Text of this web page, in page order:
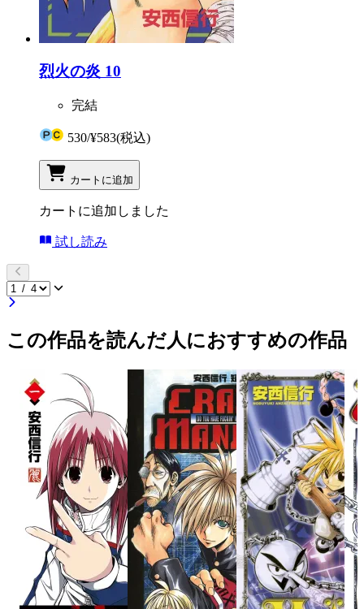
烈火の炎 10
完結
530/¥583(税込)
カートに追加
カートに追加しました
試し読み
この作品を読んだ人におすすめの作品